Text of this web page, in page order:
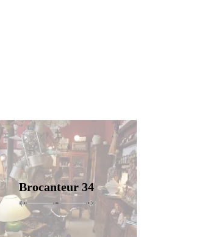
Brocanteur 34